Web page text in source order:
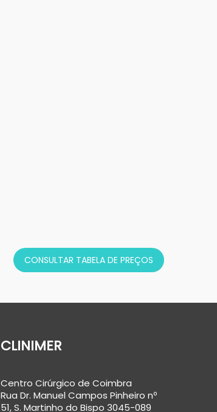
CONSULTAR TABELA DE PREÇOS
CLINIMER
Centro Cirúrgico de Coimbra
Rua Dr. Manuel Campos Pinheiro nº
51, S. Martinho do Bispo 3045-089